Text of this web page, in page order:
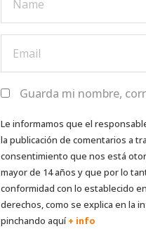
Guarda mi nombre,
Le informamos que el
la publicación de comentarios a
consentimiento que nos está
mayor de 14 años y que por lo
conformidad con lo establecido
derechos, como se explica en la
pinchando aquí+ info